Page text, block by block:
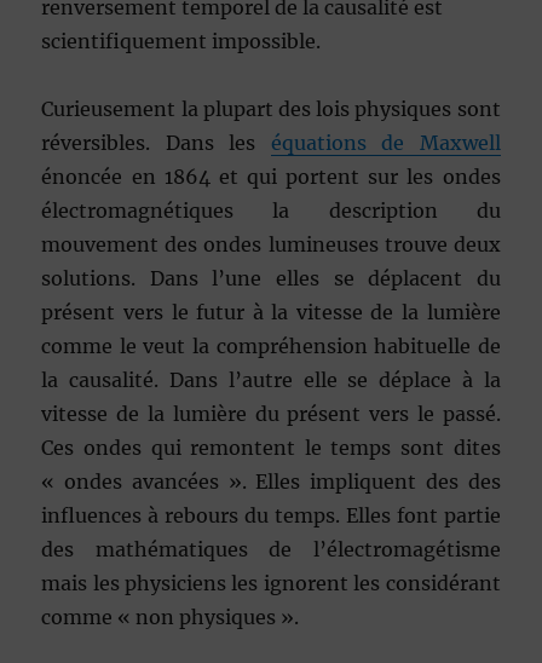
renversement temporel de la causalité est
scientifiquement impossible.
Curieusement la plupart des lois physiques sont
réversibles. Dans les équations de Maxwell
énoncée en 1864 et qui portent sur les ondes
électromagnétiques la description du
mouvement des ondes lumineuses trouve deux
solutions. Dans l’une elles se déplacent du
présent vers le futur à la vitesse de la lumière
comme le veut la compréhension habituelle de
la causalité. Dans l’autre elle se déplace à la
vitesse de la lumière du présent vers le passé.
Ces ondes qui remontent le temps sont dites
« ondes avancées ». Elles impliquent des des
influences à rebours du temps. Elles font partie
des mathématiques de l’électromagétisme
mais les physiciens les ignorent les considérant
comme « non physiques ».